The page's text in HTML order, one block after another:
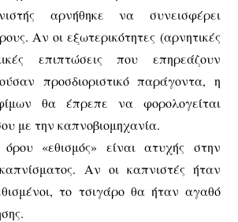
αρνήθηκε να συνεισφέρει
Αν οι εξωτερικότητες (αρνητικές
επιπτώσεις που επηρεάζουν
προσδιοριστικό παράγοντα, η
θα έπρεπε να φορολογείται
με την καπνοβιομηχανία.
«εθισμός» είναι ατυχής στην
Αν οι καπνιστές ήταν
το τσιγάρο θα ήταν αγαθό